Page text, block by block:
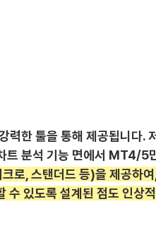
한 툴을 통해 제공됩니다.
트 분석 기능 면에서 MT4/5
로, 스탠더드 등)을 제공하
수 있도록 설계된 점도 인상